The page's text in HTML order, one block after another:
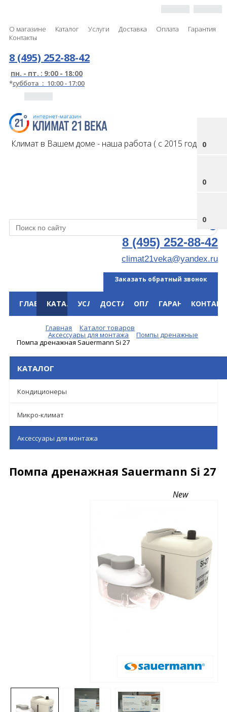
О магазине Каталог Услуги Доставка Оплата
Гарантия
Контакты
0
0
0
8 (495) 252-88-42
пн. - пт. : 9:00 - 18:00
*суббота : 10:00 - 17:00
Климат в Вашем доме - наша работа ( с 2015 года )
8 (495) 252-88-42
climat21veka@yandex.ru
Заказать обратный звонок
ГЛАВНАЯКАТАЛОГУСЛУГИДОСТАВКАОПЛАТАГАРАНТИЯ
Главная Каталог товаров
Аксессуары для монтажа Помпы дренажные
Помпа дренажная Sauermann Si 27
КАТАЛОГ
Кондиционеры
Микро-климат
Аксессуары для монтажа
Помпа дренажная Sauermann Si 27
New